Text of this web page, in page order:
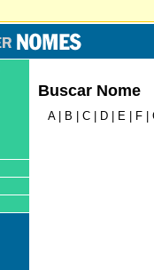
Buscar Nome
A| B C D E F